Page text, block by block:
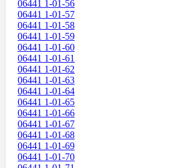
06441 1-01-56
06441 1-01-57
06441 1-01-58
06441 1-01-59
06441 1-01-60
06441 1-01-61
06441 1-01-62
06441 1-01-63
06441 1-01-64
06441 1-01-65
06441 1-01-66
06441 1-01-67
06441 1-01-68
06441 1-01-69
06441 1-01-70